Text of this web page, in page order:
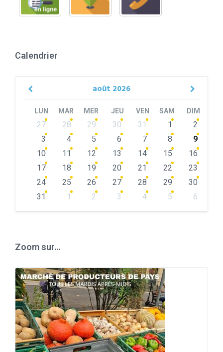
Calendrier
août 2026
Previous
LUN MAR MER JEU VEN SAM DIM
Skip
calendar
27 28 29 30 31 1
2
3
4 5 6 7 8
9
10
11 12 13 14 15
16
17
18 19 20 21 22
23
24
25 26 27 28 29
30
31
1 2 3 4 5
6
Zoom sur…